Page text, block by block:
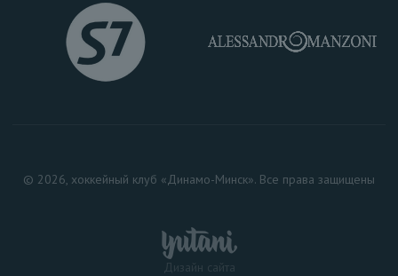
© 2026, хоккейный клуб «Динамо-Минск». Все права защищены
Дизайн сайта